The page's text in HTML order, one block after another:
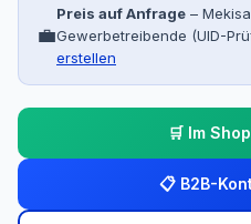
💼
Preis auf Anfrage –
Gewerbetreibende (UID-
erstellen
🛒 Im
📋 B2B-